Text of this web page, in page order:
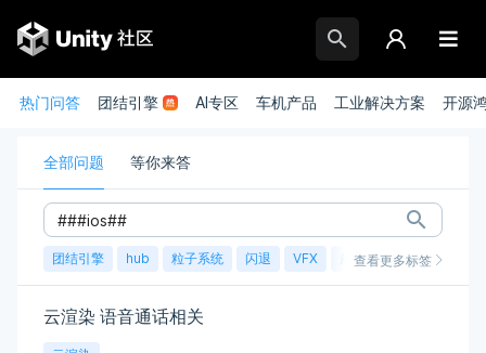
热门问答 团结引擎 AI专区 车机产品 工业解决方案 开源
全部问题 等你来答
团结引擎 hub 粒子系统 闪退 VFX 崩溃 账号 渲染
查看更多标签
云渲染 语音通话相关